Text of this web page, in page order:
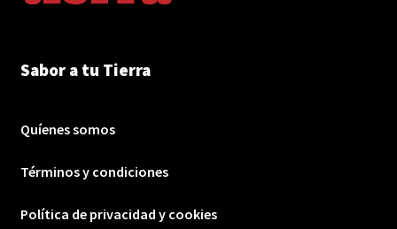
Sabor a tu Tierra
Quíenes somos
Términos y condiciones
Política de privacidad y cookies